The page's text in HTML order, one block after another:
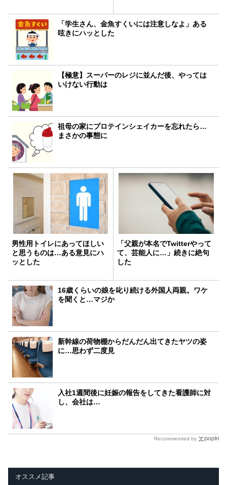
「学生さん、金魚すくいには注意しなよ」ある
呟きにハッとした
【極意】スーパーのレジに並んだ後、やっては
いけない行動は
祖母の家にプロテインシェイカーを忘れたら…
まさかの事態に
男性用トイレにあってほしい
と思うものは…ある意見にハ
ッとした
「父親が本名でTwitterやって
て、芸能人に…」続きに絶句
した
16歳くらいの娘を叱り続ける外国人両親。ワケ
を聞くと…マジか
新幹線の荷物棚からだんだん出てきたヤツの姿
に…思わず二度見
入社1週間後に妊娠の報告をしてきた看護師に対
し、会社は…
Recommended by
オススメ記事